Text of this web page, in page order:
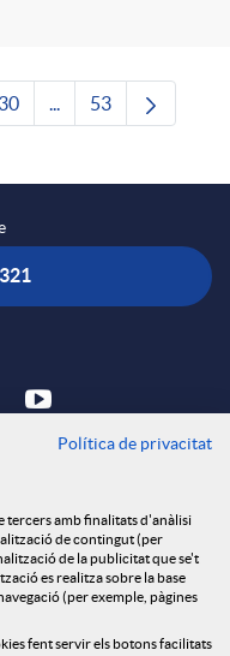
Utilitzeu TAB per
Pàgina
30 ...Pàgines intermèdies
Pàgina
53
Política de privacitat
tercers amb finalitats d'anàlisi
de contingut (per
de la publicitat que se't
es realitza sobre la base
(per exemple, pàgines
fent servir els botons facilitats